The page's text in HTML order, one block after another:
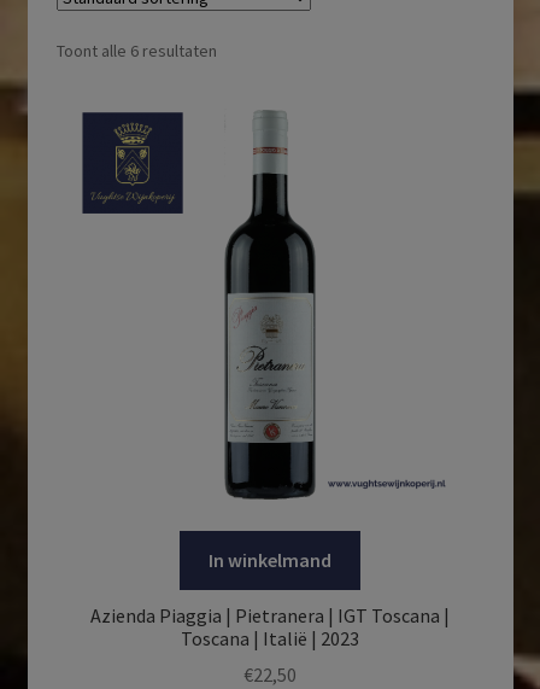
Toont alle 6 resultaten
In winkelmand
Azienda Piaggia | Pietranera | IGT Toscana |
Toscana | Italië | 2023
€22,50